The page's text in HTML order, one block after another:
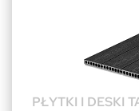
PŁYTKI I DESKI